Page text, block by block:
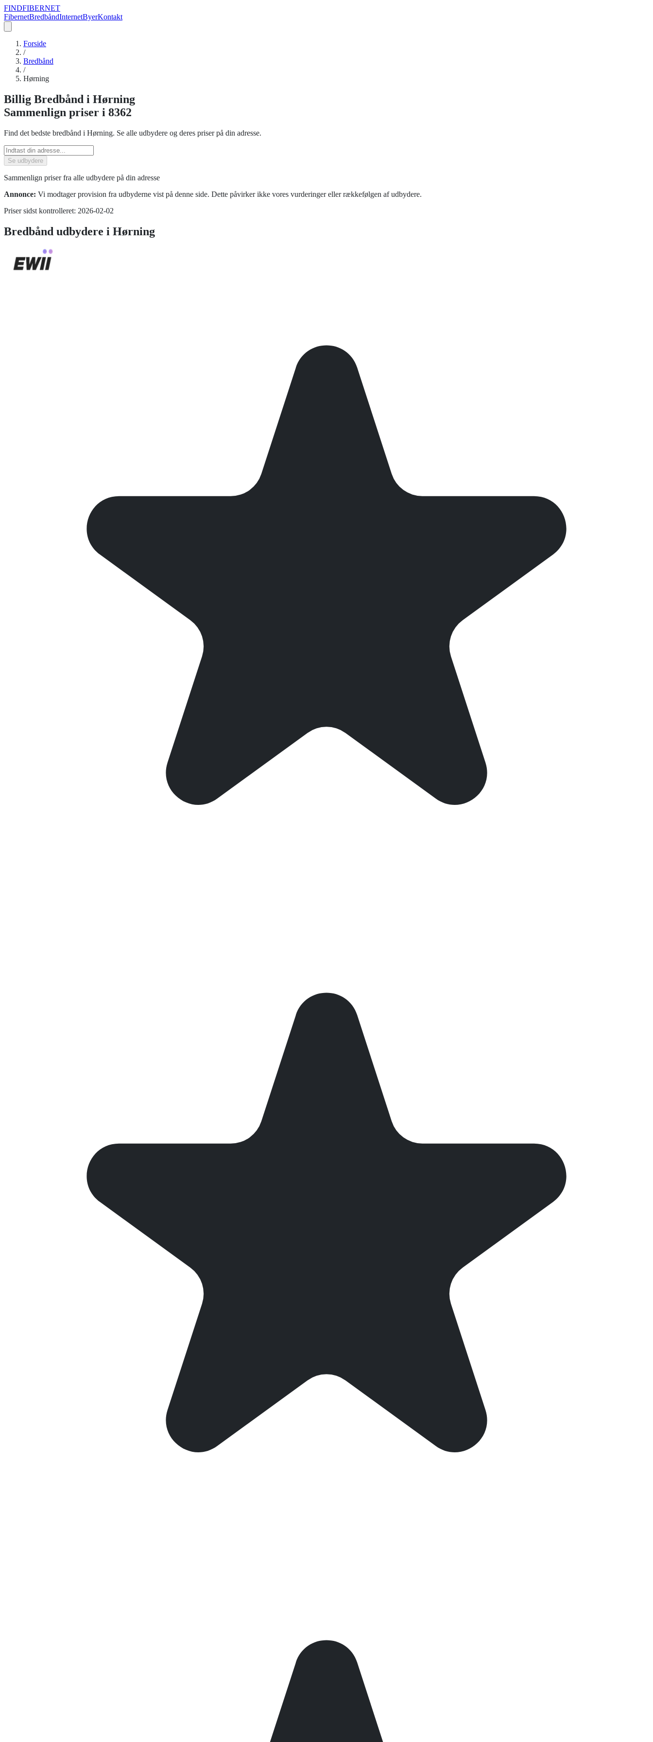
FINDFIBERNET
FibernetBredbåndInternetByerKontakt
Forside
/
Bredbånd
/
Hørning
Billig Bredbånd i Hørning
Sammenlign priser i 8362
Find det bedste bredbånd i Hørning. Se alle udbydere og deres priser på din adresse.
Se udbydere
Sammenlign priser fra alle udbydere på din adresse
Annonce: Vi modtager provision fra udbyderne vist på denne side. Dette påvirker ikke vores vurderinger eller rækkefølgen af udbydere.
Priser sidst kontrolleret: 2026-02-02
Bredbånd udbydere i Hørning